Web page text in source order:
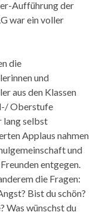
Aufführung der
war ein voller
die
und
aus den Klassen
Oberstufe
lang selbst
Applaus nahmen
und
entgegen.
die Fragen:
Bist du schön?
Was wünschst du